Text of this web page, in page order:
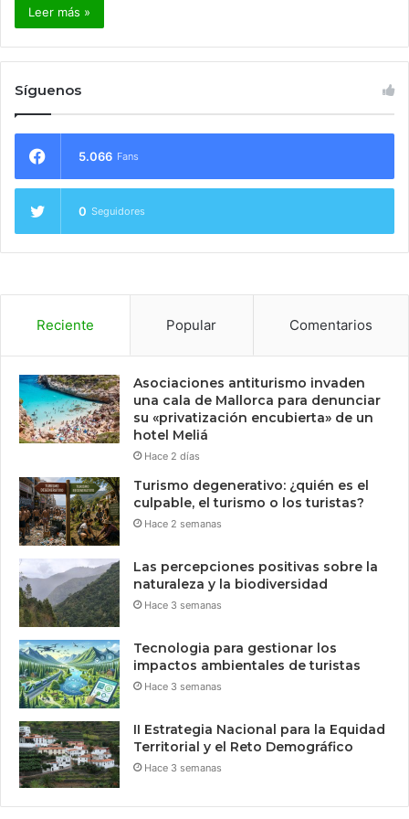
Leer más »
Síguenos
5.066 Fans
0 Seguidores
Reciente Popular Comentarios
Asociaciones antiturismo invaden
una cala de Mallorca para denunciar
su «privatización encubierta» de un
hotel Meliá
Hace 2 días
Turismo degenerativo: ¿quién es el
culpable, el turismo o los turistas?
Hace 2 semanas
Las percepciones positivas sobre la
naturaleza y la biodiversidad
Hace 3 semanas
Tecnologia para gestionar los
impactos ambientales de turistas
Hace 3 semanas
II Estrategia Nacional para la Equidad
Territorial y el Reto Demográfico
Hace 3 semanas